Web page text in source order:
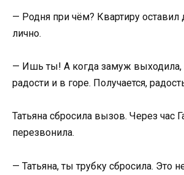
— Родня при чём? Квартиру
лично.
— Ишь ты! А когда замуж выходила,
радости и в горе. Получается,
Татьяна сбросила вызов. Через час
перезвонила.
— Татьяна, ты трубку сбросила. Это